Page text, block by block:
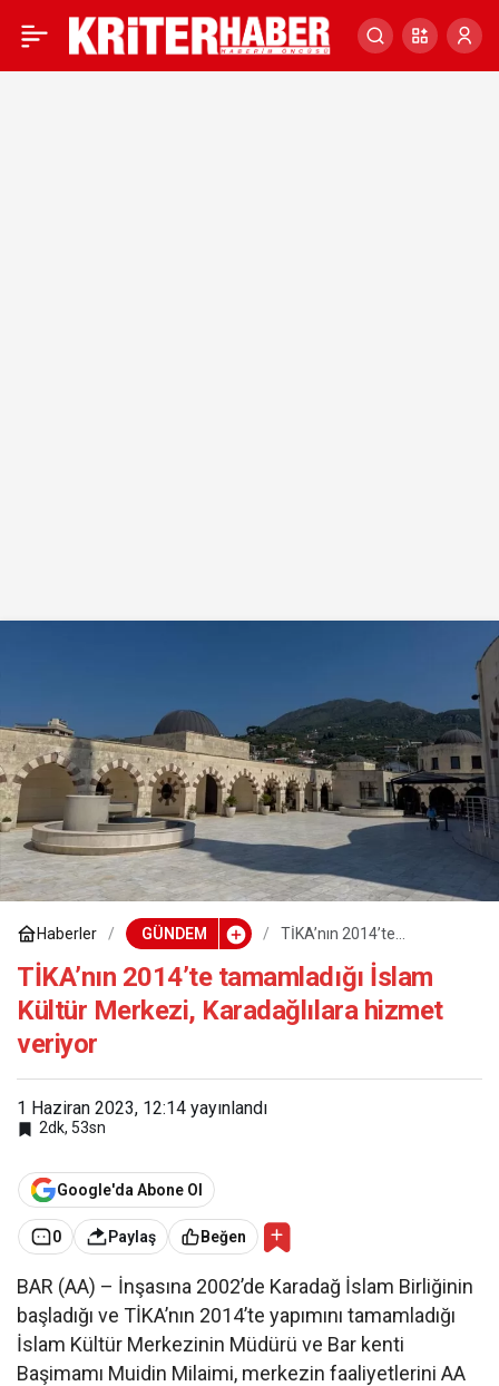
Haberler GÜNDEM
TİKA’nın 2014’te
Merkezi, Karadağlılara
hizmet veriyor
TİKA’nın 2014’te tamamladığı İslam
Kültür Merkezi, Karadağlılara hizmet
veriyor
1 Haziran 2023, 12:14 yayınlandı
2dk, 53sn
Google'da Abone Ol
0 Paylaş Beğen
BAR (AA) – İnşasına 2002’de Karadağ İslam Birliğinin
başladığı ve TİKA’nın 2014’te yapımını tamamladığı
İslam Kültür Merkezinin Müdürü ve Bar kenti
Başimamı Muidin Milaimi, merkezin faaliyetlerini AA
TİKA’nın 2014’te 0